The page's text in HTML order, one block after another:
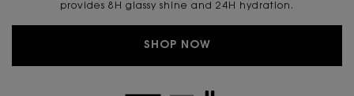
provides 8H glassy shine and 24H hydration.
SHOP NOW